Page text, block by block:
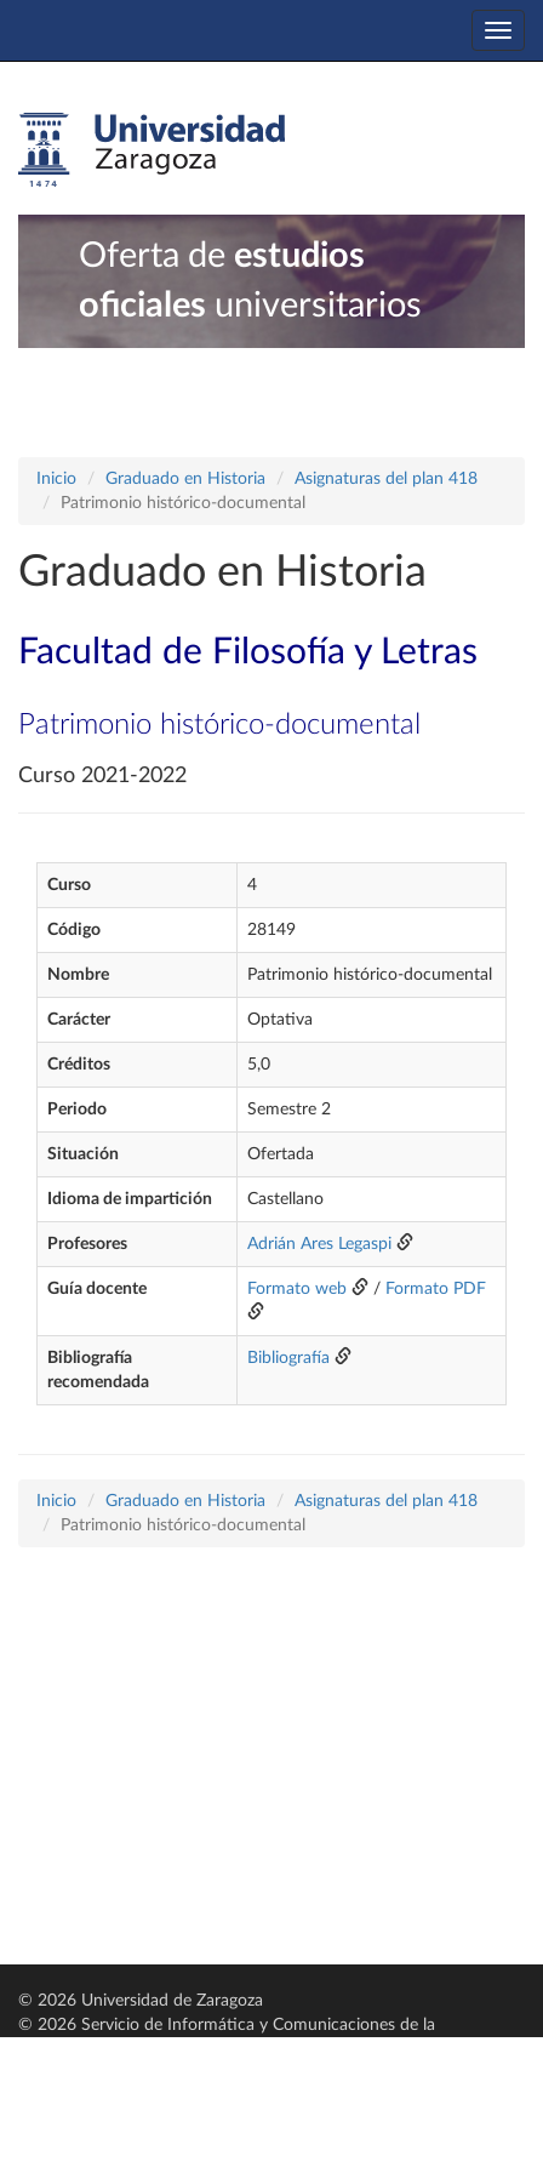
Oferta de estudios
oficiales universitarios
Inicio Graduado en Historia
Asignaturas del plan 418
Patrimonio histórico-documental
Graduado en Historia
Facultad de Filosofía y Letras
Patrimonio histórico-documental
Curso 2021-2022
Curso 4
Código 28149
Nombre Patrimonio histórico-documental
Carácter Optativa
Créditos 5,0
Periodo Semestre 2
Situación Ofertada
Idioma de impartición Castellano
Profesores Adrián Ares Legaspi
Guía docente Formato web / Formato PDF
Bibliografía
recomendada
Bibliografía
Inicio Graduado en Historia
Asignaturas del plan 418
Patrimonio histórico-documental
© 2026 Universidad de Zaragoza
© 2026 Servicio de Informática y Comunicaciones de la